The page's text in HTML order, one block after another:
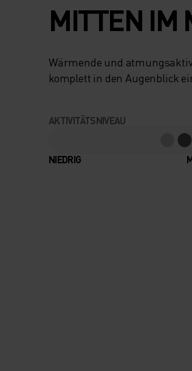
MITTEN IM
Wärmende und
komplett in den Augenblick
AKTIVITÄTSNIVEAU
NIEDRIG